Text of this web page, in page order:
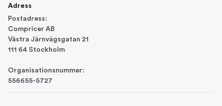
Adress
Postadress:
Compricer AB
Västra Järnvägsgatan 21
111 64 Stockholm
Organisationsnummer:
556655-5727